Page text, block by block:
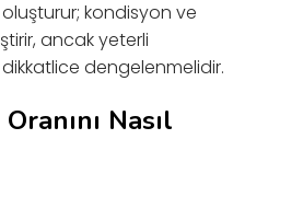
kondisyon ve
ancak yeterli
dengelenmelidir.
Nasıl